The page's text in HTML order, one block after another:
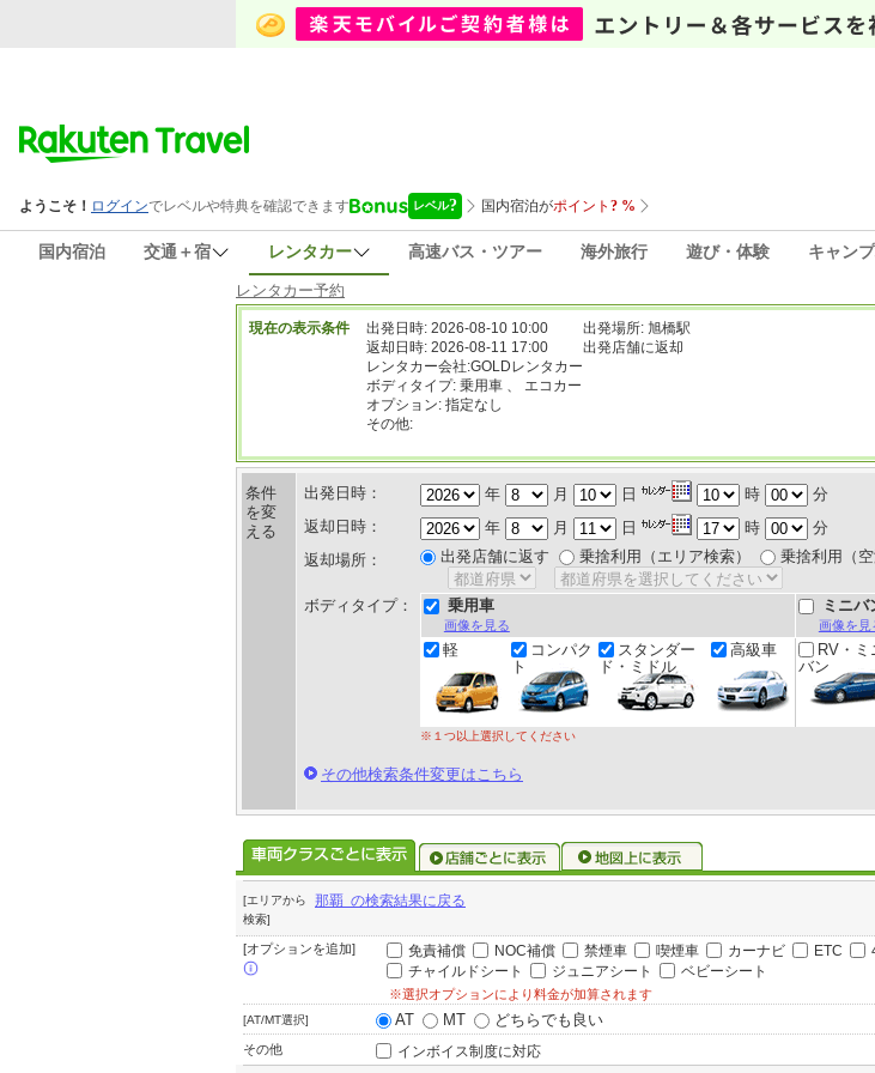
国内宿泊 交通＋宿 レンタカー 高速バス・ツアー 海外旅行 遊び・体験 キャン
レンタカー予約
現在の表示条件 出発日時: 2026-08-10 10:00
出発場所: 旭橋駅
返却日時: 2026-08-11 17:00
出発店舗に返却
レンタカー会社:GOLDレンタカー
ボディタイプ: 乗用車 、 エコカー
オプション: 指定なし
その他:
条件
を変
える
出発日時： 年 月 日 時
分
返却日時：
年 月 日 時
分
返却場所：
出発店舗に返す 乗捨利用（エリア検索） 乗捨利用（空
ボディタイプ： 乗用車
画像を見る
ミニバ
画像を見
軽
コンパク
ト
スタンダー
ド・ミドル
高級車
RV・ミ
バン
※１つ以上選択してください
その他検索条件変更はこちら
[エリアから
検索]
那覇 の検索結果に戻る
[オプションを追加] 免責補償 NOC補償 禁煙車 喫煙車 カーナビ ETC
チャイルドシート
ジュニアシート ベビーシート
※選択オプションにより料金が加算されます
[AT/MT選択] AT MT どちらでも良い
その他 インボイス制度に対応